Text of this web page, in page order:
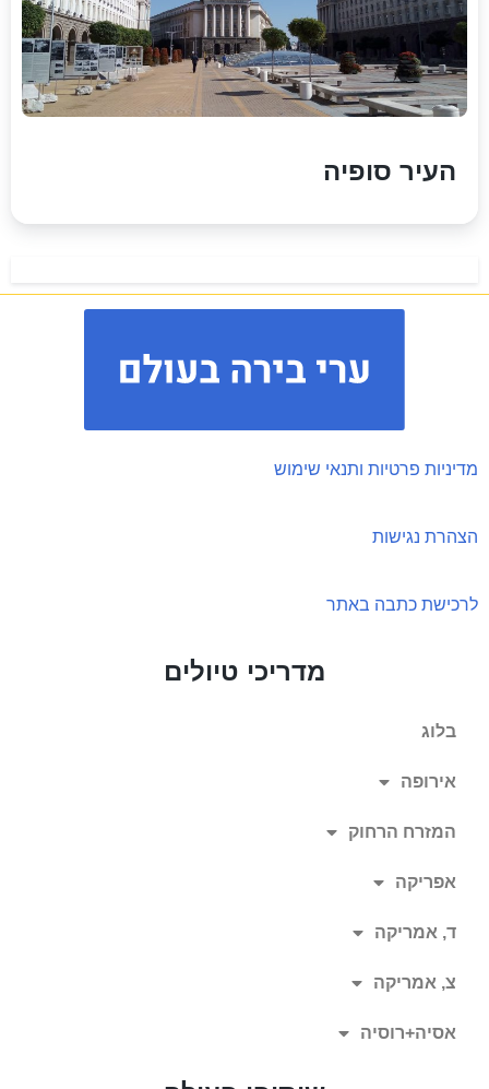
העיר סופיה
מדיניות פרטיות ותנאי שימוש
הצהרת נגישות
לרכישת כתבה באתר
מדריכי טיולים
בלוג
אירופה
המזרח הרחוק
אפריקה
ד, אמריקה
צ, אמריקה
אסיה+רוסיה